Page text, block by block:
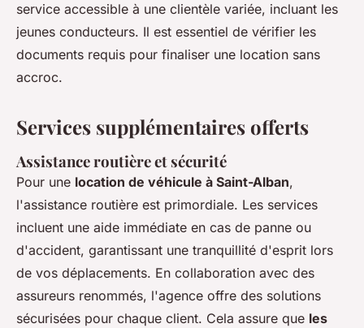
service accessible à une clientèle variée, incluant les
jeunes conducteurs. Il est essentiel de vérifier les
documents requis pour finaliser une location sans
accroc.
Services supplémentaires offerts
Assistance routière et sécurité
Pour une location de véhicule à Saint-Alban,
l'assistance routière est primordiale. Les services
incluent une aide immédiate en cas de panne ou
d'accident, garantissant une tranquillité d'esprit lors
de vos déplacements. En collaboration avec des
assureurs renommés, l'agence offre des solutions
sécurisées pour chaque client. Cela assure que les